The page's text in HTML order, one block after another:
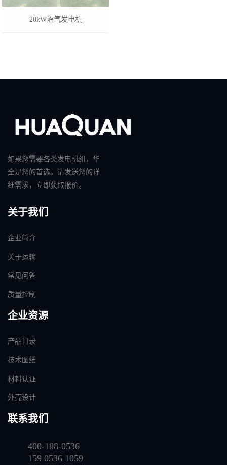
20kW沼气发电机
如果您需要各类发电机组，华
全是您的首选。请发送您的详
细需求，立即获取报价。
关于我们
企业简介
关于运输
常见问答
质量控制
企业资源
产品目录
技术图纸
材料认证
外壳设计
联系我们
400-188-0536
159 0536 1059